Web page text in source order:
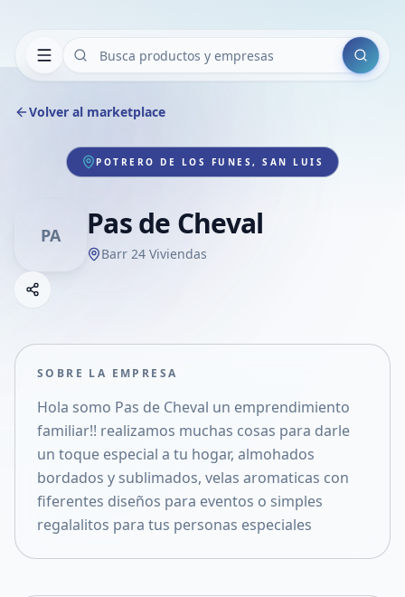
Buscar
Volver al marketplace
POTRERO DE LOS FUNES, SAN LUIS
PA Pas de Cheval
Barr 24 Viviendas
Compartir empresa
Compartir en X
SOBRE LA EMPRESA
Hola somo Pas de Cheval un emprendimiento
familiar!! realizamos muchas cosas para darle
un toque especial a tu hogar, almohados
bordados y sublimados, velas aromaticas con
fiferentes diseños para eventos o simples
regalalitos para tus personas especiales